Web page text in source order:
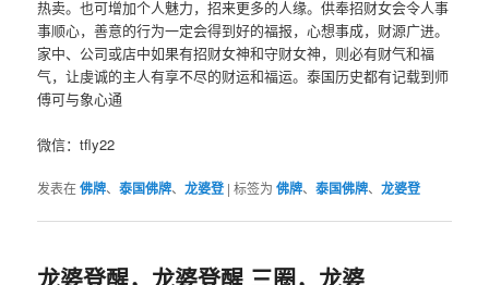
热卖。也可增加个人魅力，招来更多的人缘。供奉招财女会令人事
事顺心，善意的行为一定会得到好的福报，心想事成，财源广进。
家中、公司或店中如果有招财女神和守财女神，则必有财气和福
气，让虔诚的主人有享不尽的财运和福运。泰国历史都有记载到师
傅可与象心通
微信：tfly22
发表在佛牌、泰国佛牌、龙婆登 |标签为 佛牌、泰国佛牌、龙婆登
龙婆登醒，龙婆登醒 三圈，龙婆